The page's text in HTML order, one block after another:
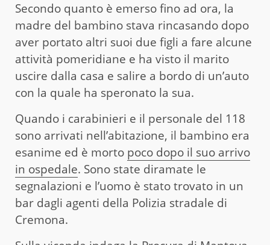
Secondo quanto è emerso fino ad ora, la
madre del bambino stava rincasando dopo
aver portato altri suoi due figli a fare alcune
attività pomeridiane e ha visto il marito
uscire dalla casa e salire a bordo di un’auto
con la quale ha speronato la sua.
Quando i carabinieri e il personale del 118
sono arrivati nell’abitazione, il bambino era
esanime ed è morto poco dopo il suo arrivo
in ospedale. Sono state diramate le
segnalazioni e l’uomo è stato trovato in un
bar dagli agenti della Polizia stradale di
Cremona.